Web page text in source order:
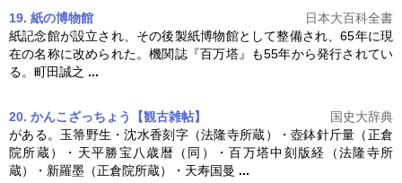
19. 紙の博物館
日本大百科全書
紙記念館が設立され、その後製紙博物館として整備され、65年に現
在の名称に改められた。機関誌『百万塔』も55年から発行されてい
る。町田誠之 ...
20. かんこざっちょう【観古雑帖】
国史大辞典
がある。玉箒野生・沈水香刻字（法隆寺所蔵）・壺鉢針斤量（正倉
院所蔵）・天平勝宝八歳暦（同）・百万塔中刻版経（法隆寺所
蔵）・新羅墨（正倉院所蔵）・天寿国曼 ...